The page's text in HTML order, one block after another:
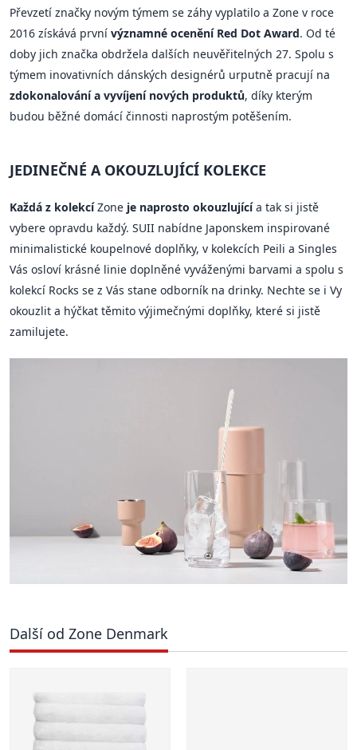
Převzetí značky novým týmem se záhy vyplatilo a Zone v roce
2016 získává první významné ocenění Red Dot Award. Od té
doby jich značka obdržela dalších neuvěřitelných 27. Spolu s
týmem inovativních dánských designérů urputně pracují na
zdokonalování a vyvíjení nových produktů, díky kterým
budou běžné domácí činnosti naprostým potěšením.
JEDINEČNÉ A OKOUZLUJÍCÍ KOLEKCE
Každá z kolekcíZone je naprosto okouzlujícía tak si jistě
vybere opravdu každý. SUII nabídne Japonskem inspirované
minimalistické koupelnové doplňky, v kolekcích Peili a Singles
Vás osloví krásné linie doplněné vyváženými barvami a spolu s
kolekcí Rocks se z Vás stane odborník na drinky. Nechte se i Vy
okouzlit a hýčkat těmito výjimečnými doplňky, které si jistě
zamilujete.
Další od Zone Denmark